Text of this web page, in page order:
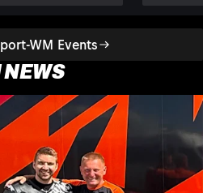
WM Events